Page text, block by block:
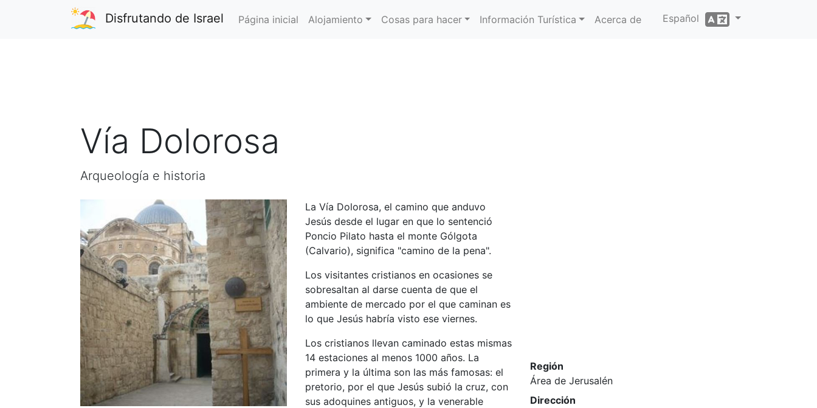
Disfrutando de Israel Página inicial Alojamiento Cosas para hacer Información Turística Acerca de Español
Vía Dolorosa
Arqueología e historia
La Vía Dolorosa, el camino que anduvo
Jesús desde el lugar en que lo sentenció
Poncio Pilato hasta el monte Gólgota
(Calvario), significa "camino de la pena".
Los visitantes cristianos en ocasiones se
sobresaltan al darse cuenta de que el
ambiente de mercado por el que caminan es
lo que Jesús habría visto ese viernes.
Los cristianos llevan caminado estas mismas
14 estaciones al menos 1000 años. La
primera y la última son las más famosas: el
pretorio, por el que Jesús subió la cruz, con
sus adoquines antiguos, y la venerable
Región
Área de Jerusalén
Dirección